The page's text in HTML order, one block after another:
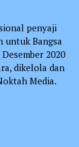
penyaji
untuk Bangsa
2020
dikelola dan
Media.